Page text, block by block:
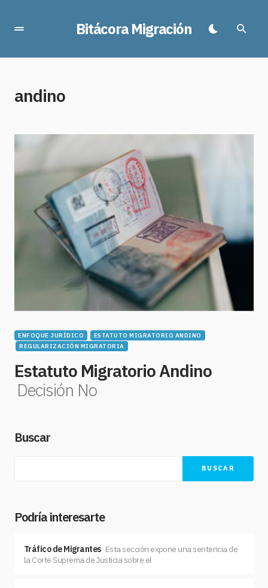
Bitácora Migración
andino
ENFOQUE JURÍDICO
ESTATUTO MIGRATORIO ANDINO
REGULARIZACIÓN MIGRATORIA
Estatuto Migratorio Andino
Decisión No
Buscar
BUSCAR
Podría interesarte
Tráfico de Migrantes Esta sección expone una sentencia de
la Corte Suprema de Justicia sobre el